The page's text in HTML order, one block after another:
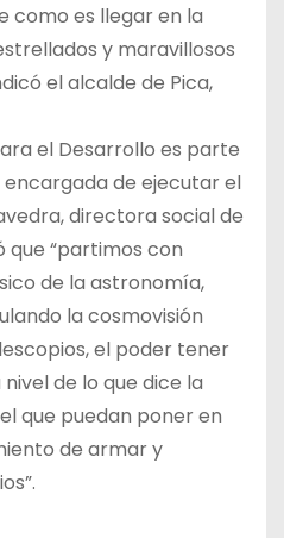
como es llegar en la
y maravillosos
el alcalde de Pica,
el Desarrollo es parte
de ejecutar el
directora social de
que “partimos con
de la astronomía,
la cosmovisión
el poder tener
de lo que dice la
que puedan poner en
de armar y